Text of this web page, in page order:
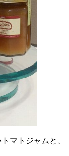
マトジャムと、